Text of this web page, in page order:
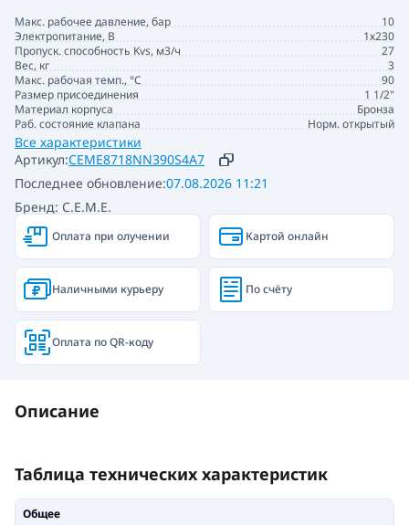
Артикул:CEME8718NN390S4A7
Бренд: C.E.M.E.
Последнее обновление:07.08.2026 11:21
Макс. рабочее давление, бар
10
Электропитание, В
1х230
Пропуск. способность Kvs, м3/ч
27
Вес, кг
3
Макс. рабочая темп., °С
90
Размер присоединения
1 1/2"
Материал корпуса
Бронза
Раб. состояние клапана
Норм. открытый
Все характеристики
Оплата при олучении Картой онлайн
Наличными курьеру По счёту
Оплата по QR-коду
Описание
Таблица технических характеристик
Общее